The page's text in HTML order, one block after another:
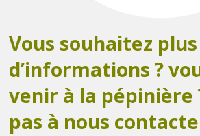
Vous souhaitez plus
d’informations ?
venir à la pépinière
pas à nous